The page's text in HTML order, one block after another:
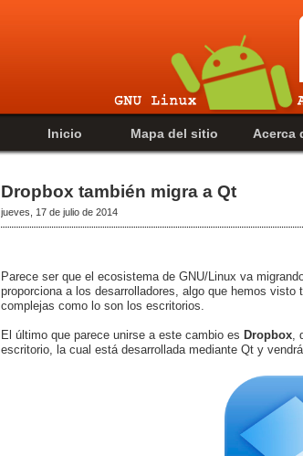
Inicio Mapa del sitio Acerca
Dropbox también migra a Qt
jueves, 17 de julio de 2014
Parece ser que el ecosistema de GNU/Linux va
proporciona a los desarrolladores, algo que hemos
complejas como lo son los escritorios.
El último que parece unirse a este cambio es Dropbox
escritorio, la cual está desarrollada mediante Qt y